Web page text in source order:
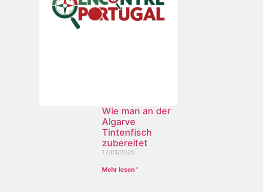
Wie man an der
Algarve
Tintenfisch
zubereitet
17/01/2025
Mehr lesen "